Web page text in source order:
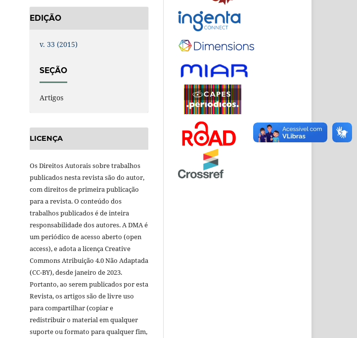
EDIÇÃO
v. 33 (2015)
SEÇÃO
Artigos
LICENÇA
Os Direitos Autorais sobre trabalhos
publicados nesta revista são do autor,
com direitos de primeira publicação
para a revista. O conteúdo dos
trabalhos publicados é de inteira
responsabilidade dos autores. A DMA é
um periódico de acesso aberto (open
access), e adota a licença Creative
Commons Atribuição 4.0 Não Adaptada
(CC-BY), desde janeiro de 2023.
Portanto, ao serem publicados por esta
Revista, os artigos são de livre uso
para compartilhar (copiar e
redistribuir o material em qualquer
suporte ou formato para qualquer fim,